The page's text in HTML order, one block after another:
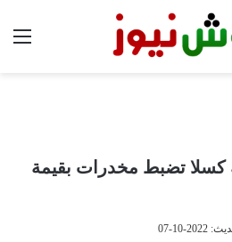
تضبط مخدرات بقيمة
10-07